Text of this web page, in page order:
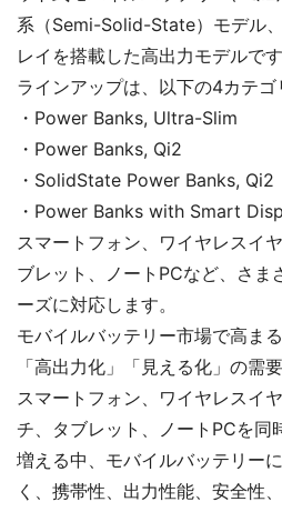
系（Semi-Solid-State）モデル
レイを搭載した高出力モデルです
ラインアップは、以下の4カテゴ
・Power Banks, Ultra-Slim
・Power Banks, Qi2
・SolidState Power Banks, Qi2
・Power Banks with Smart
スマートフォン、ワイヤレスイ
ブレット、ノートPCなど、さま
ーズに対応します。
モバイルバッテリー市場で高ま
「高出力化」「見える化」の需要
スマートフォン、ワイヤレスイ
チ、タブレット、ノートPCを同
増える中、モバイルバッテリー
く、携帯性、出力性能、安全性